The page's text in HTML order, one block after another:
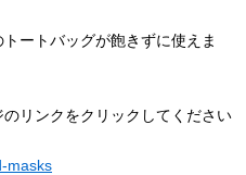
ートバッグが飽きずに使えま
リンクをクリックしてください
masks